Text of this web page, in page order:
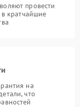
провести
в кратчайшие
на
что